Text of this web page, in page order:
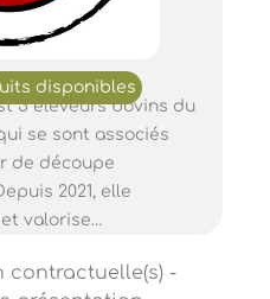
5 éleveurs bovins du
se sont associés
de découpe
2021, elle
valorise…